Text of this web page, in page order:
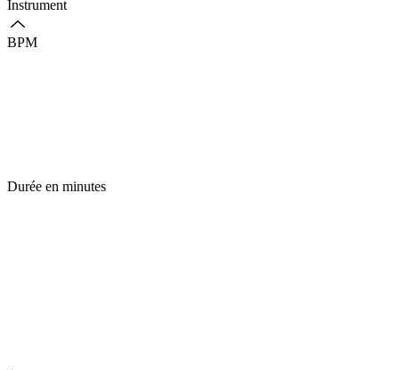
Instrument
BPM
Durée en minutes